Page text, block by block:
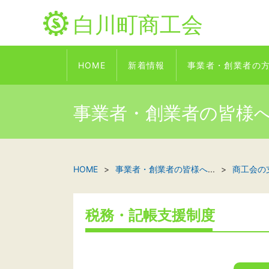
白川町商工会
HOME 新着情報 事業者・創業者の
事業者・創業者の皆様
HOME 事業者・創業者の皆様へ... 商工会の
税務・記帳支援制度